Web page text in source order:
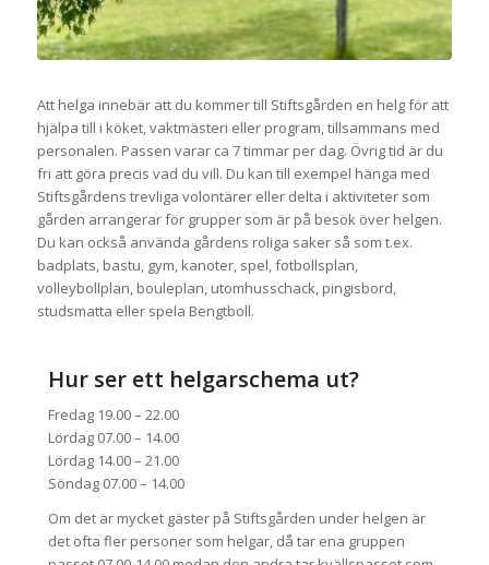
Att helga innebär att du kommer till Stiftsgården en helg för att
hjälpa till i köket, vaktmästeri eller program, tillsammans med
personalen. Passen varar ca 7 timmar per dag. Övrig tid är du
fri att göra precis vad du vill. Du kan till exempel hänga med
Stiftsgårdens trevliga volontärer eller delta i aktiviteter som
gården arrangerar för grupper som är på besök över helgen.
Du kan också använda gårdens roliga saker så som t.ex.
badplats, bastu, gym, kanoter, spel, fotbollsplan,
volleybollplan, bouleplan, utomhusschack, pingisbord,
studsmatta eller spela Bengtboll.
Hur ser ett helgarschema ut?
Fredag 19.00 – 22.00
Lördag 07.00 – 14.00
Lördag 14.00 – 21.00
Söndag 07.00 – 14.00
Om det är mycket gäster på Stiftsgården under helgen är
det ofta fler personer som helgar, då tar ena gruppen